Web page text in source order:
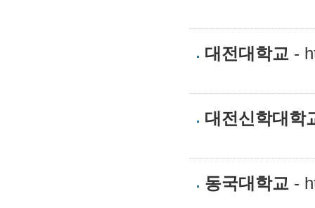
대전대학교 -
대전신학대학
동국대학교 -